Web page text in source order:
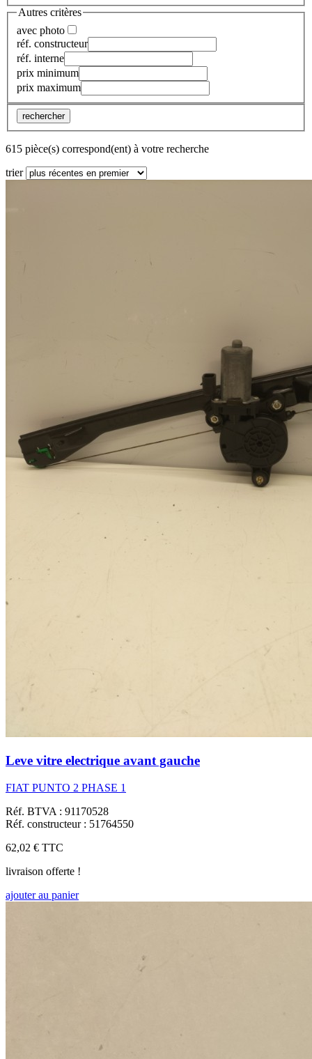
Autres critères
avec photo
réf. constructeur
réf. interne
prix minimum
prix maximum
rechercher
615 pièce(s) correspond(ent) à votre recherche
trier
Leve vitre electrique avant gauche
FIAT PUNTO 2 PHASE 1
Réf. BTVA : 91170528
Réf. constructeur : 51764550
62,02 € TTC
livraison offerte !
ajouter au panier